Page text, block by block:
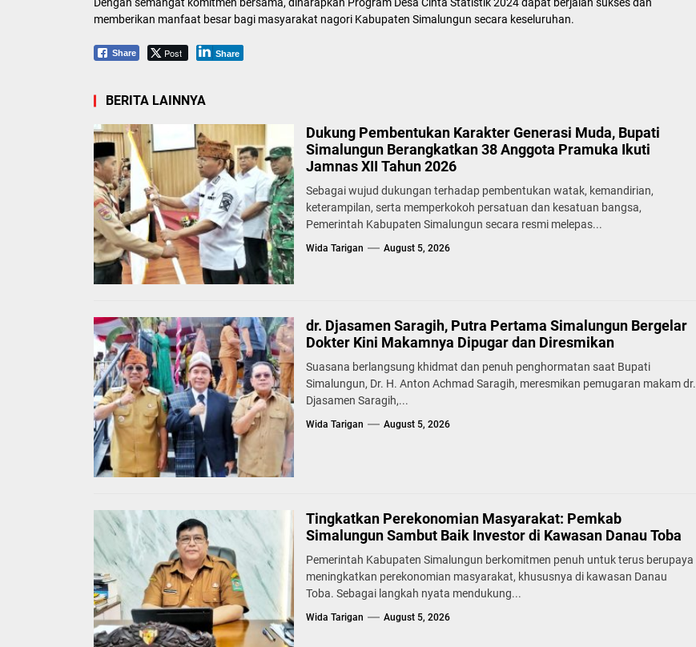
memberikan manfaat besar bagi masyarakat nagori Kabupaten Simalungun secara keseluruhan.
Share Post Share
BERITA LAINNYA
Dukung Pembentukan Karakter Generasi Muda, Bupati
Simalungun Berangkatkan 38 Anggota Pramuka Ikuti
Jamnas XII Tahun 2026
Sebagai wujud dukungan terhadap pembentukan watak, kemandirian,
keterampilan, serta memperkokoh persatuan dan kesatuan bangsa,
Pemerintah Kabupaten Simalungun secara resmi melepas...
Wida Tarigan August 5, 2026
dr. Djasamen Saragih, Putra Pertama Simalungun Bergelar
Dokter Kini Makamnya Dipugar dan Diresmikan
Suasana berlangsung khidmat dan penuh penghormatan saat Bupati
Simalungun, Dr. H. Anton Achmad Saragih, meresmikan pemugaran makam dr.
Djasamen Saragih,...
Wida Tarigan August 5, 2026
Tingkatkan Perekonomian Masyarakat: Pemkab
Simalungun Sambut Baik Investor di Kawasan Danau Toba
Pemerintah Kabupaten Simalungun berkomitmen penuh untuk terus berupaya
meningkatkan perekonomian masyarakat, khususnya di kawasan Danau
Toba. Sebagai langkah nyata mendukung...
Wida Tarigan August 5, 2026